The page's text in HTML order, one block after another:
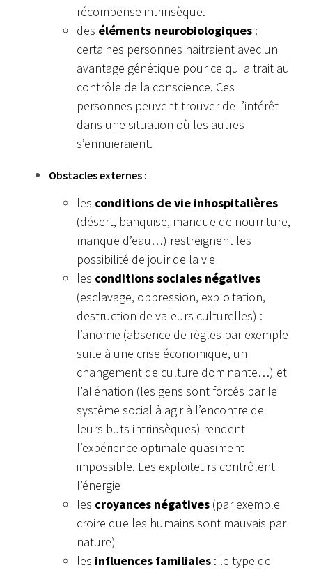
récompense intrinsèque.
des éléments neurobiologiques :
certaines personnes naitraient avec un
avantage génétique pour ce qui a trait au
contrôle de la conscience. Ces
personnes peuvent trouver de l’intérêt
dans une situation où les autres
s’ennuieraient.
Obstacles externes :
les conditions de vie inhospitalières
(désert, banquise, manque de nourriture,
manque d’eau…) restreignent les
possibilité de jouir de la vie
les conditions sociales négatives
(esclavage, oppression, exploitation,
destruction de valeurs culturelles) :
l’anomie (absence de règles par exemple
suite à une crise économique, un
changement de culture dominante…) et
l’aliénation (les gens sont forcés par le
système social à agir à l’encontre de
leurs buts intrinsèques) rendent
l’expérience optimale quasiment
impossible. Les exploiteurs contrôlent
l’énergie
les croyances négatives (par exemple
croire que les humains sont mauvais par
nature)
les influences familiales : le type de